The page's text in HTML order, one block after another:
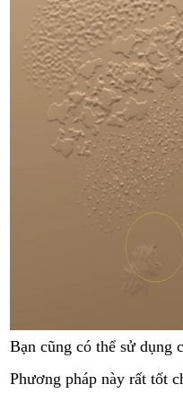
Bạn cũng có thể sử dụng
Phương pháp này rất tốt